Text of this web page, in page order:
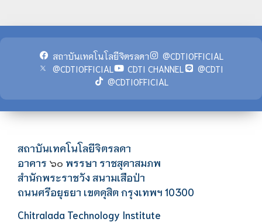
สถาบันเทคโนโลยีจิตรลดา
@CDTIOFFICIAL
@CDTIOFFICIAL
CDTI CHANNEL
@CDTI
@CDTIOFFICIAL
สถาบันเทคโนโลยีจิตรลดา
อาคาร ๖๐ พรรษา ราชสุดาสมภพ
สำนักพระราชวัง สนามเสือป่า
ถนนศรีอยุธยา เขตดุสิต กรุงเทพฯ 10300
Chitralada Technology Institute